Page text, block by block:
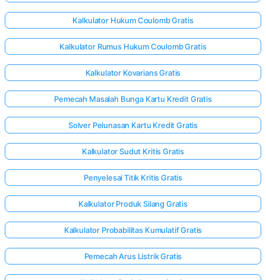
Kalkulator Hukum Coulomb Gratis
Kalkulator Rumus Hukum Coulomb Gratis
Kalkulator Kovarians Gratis
Pemecah Masalah Bunga Kartu Kredit Gratis
Solver Pelunasan Kartu Kredit Gratis
Kalkulator Sudut Kritis Gratis
Penyelesai Titik Kritis Gratis
Kalkulator Produk Silang Gratis
Kalkulator Probabilitas Kumulatif Gratis
Pemecah Arus Listrik Gratis